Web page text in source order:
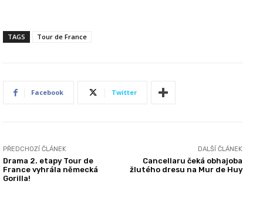
TAGS Tour de France
Facebook Twitter
PŘEDCHOZÍ ČLÁNEK
Drama 2. etapy Tour de
France vyhrála německá
Gorilla!
DALŠÍ ČLÁNEK
Cancellaru čeká obhajoba
žlutého dresu na Mur de Huy